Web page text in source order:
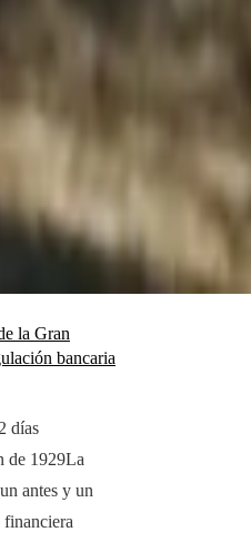
la Gran
bancaria
días
de 1929La
antes y un
financiera